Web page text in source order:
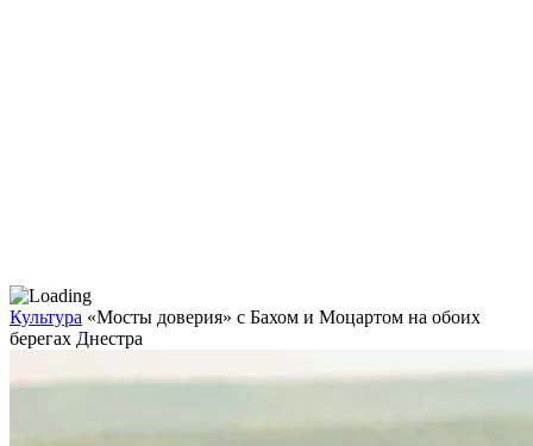
Культура «Мосты доверия» с Бахом и Моцартом на обоих
берегах Днестра